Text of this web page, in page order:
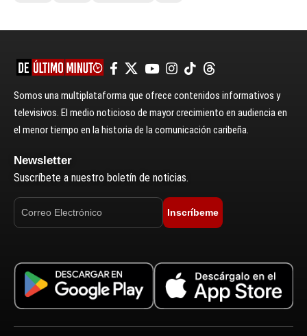
Somos una multiplataforma que ofrece contenidos informativos y
televisivos. El medio noticioso de mayor crecimiento en audiencia en
el menor tiempo en la historia de la comunicación caribeña.
Newsletter
Suscríbete a nuestro boletín de noticias.
Inscríbeme